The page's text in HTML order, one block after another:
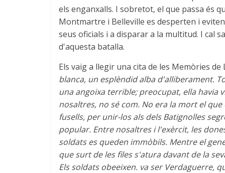
els enganxalls. I sobretot, el que passa és
Montmartre i Belleville es desperten i
seus oficials i a disparar a la multitud. I cal
d'aquesta batalla.
Els vaig a llegir una cita de les Memòries de
blanca, un esplèndid alba d'alliberament.
una angoixa terrible; preocupat, ella havia
nosaltres, no sé com. No era la mort el
fusells, per unir-los als dels Batignolles
popular. Entre nosaltres i l'exèrcit, les
soldats es queden immòbils. Mentre el
que surt de les files s'atura davant de la
Els soldats obeeixen. va ser Verdaguerre,